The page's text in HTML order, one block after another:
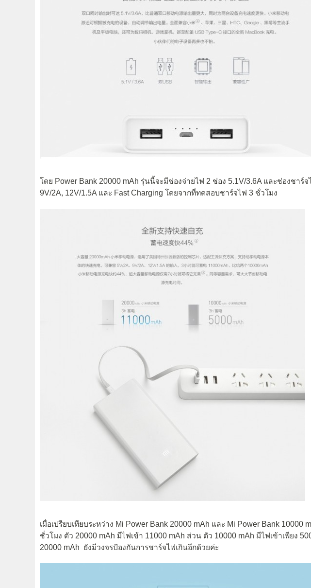
โดย Power Bank 20000 mAh รุ่นนี้จะมีช่องจ่ายไฟ 2 ช่อง 5.1V/3.6A และช่องชาร์จ
9V/2A, 12V/1.5A และ Fast Charging โดยจากที่ทดสอบชาร์จไฟ 3 ชั่วโมง
เมื่อเปรียบเทียบระหว่าง Mi Power Bank 20000 mAh และ Mi Power Bank 10000
ชั่วโมง ตัว 20000 mAh มีไฟเข้า 11000 mAh ส่วน ตัว 10000 mAh มีไฟเข้าเพียง
20000 mAh ยังมีวงจรป้องกันการชาร์จไฟเกินอีกด้วยค่ะ